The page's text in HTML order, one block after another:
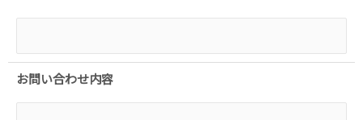
お問い合わせ内容